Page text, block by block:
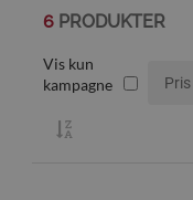
6PRODUKTER
Vis kun
kampagne